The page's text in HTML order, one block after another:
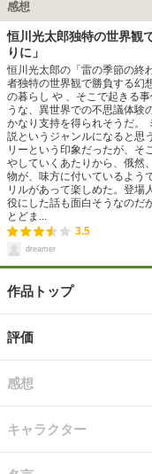
感想
恒川光太郎独特の世界観
りに」
恒川光太郎の「雷の季節の終
者独特の世界観で勝負する幻
の暮らし や 、そこで起きる
うな、異世界での不思議体験
かなり支持を得られそうだ。
説というジャンルになると思
リーという印象だったが、そ
やしていくあたりから、俄然
物が、味方に付いているよう
リルがあって楽しめた。登場
役にした話も面白そうなのだ
とどま...
3.5
dreamer
作品トップ
評価
感想
キャラクター